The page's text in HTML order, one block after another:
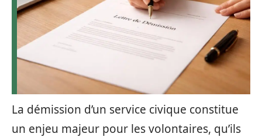
La démission d’un service civique constitue
un enjeu majeur pour les volontaires, qu’ils